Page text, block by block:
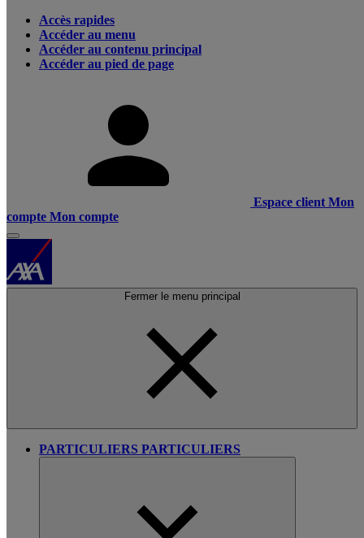
Accès rapides
Accéder au menu
Accéder au contenu principal
Accéder au pied de page
Espace client Mon
compte Mon compte
Fermer le menu principal
PARTICULIERS PARTICULIERS